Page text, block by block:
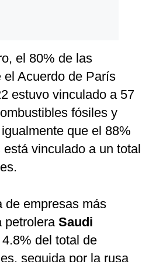
el 80% de las
el Acuerdo de París
estuvo vinculado a 57
fósiles y
que el 88%
vinculado a un total
de empresas más
petrolera Saudi
del total de
seguida por la rusa